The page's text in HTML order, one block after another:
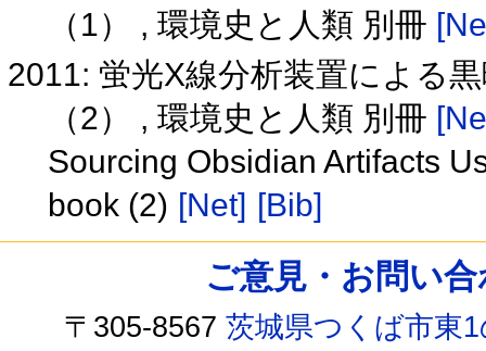
（1） , 環境史と人類 別冊
2011: 蛍光X線分析装置による
（2） , 環境史と人類 別冊
Sourcing Obsidian Artifacts
book (2) [Net] [Bib]
ご意見・お問い
〒305-8567茨城県つくば市東